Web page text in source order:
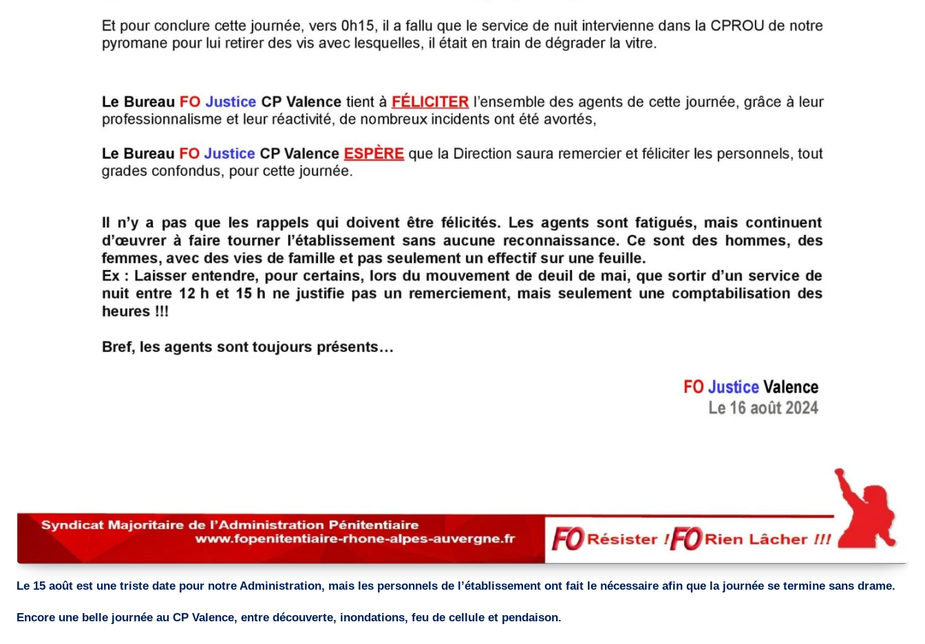
Le 15 août est une triste date pour notre Administration, mais les personnels de l’établissement ont fait le nécessaire afin que la journée se termine sans drame.
Encore une belle journée au CP Valence, entre découverte, inondations, feu de cellule et pendaison.